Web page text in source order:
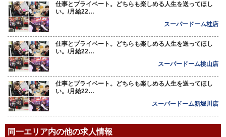
仕事とプライベート。どちらも楽しめる人生を送ってほし
い。/月給22…
スーパードーム桂店
仕事とプライベート。どちらも楽しめる人生を送ってほし
い。/月給22…
スーパードーム桃山店
仕事とプライベート。どちらも楽しめる人生を送ってほし
い。/月給22…
スーパードーム新堀川店
同一エリア内の他の求人情報